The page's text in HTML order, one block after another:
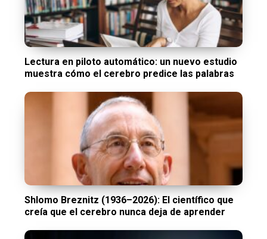
Lectura en piloto automático: un nuevo estudio
muestra cómo el cerebro predice las palabras
Shlomo Breznitz (1936–2026): El científico que
creía que el cerebro nunca deja de aprender